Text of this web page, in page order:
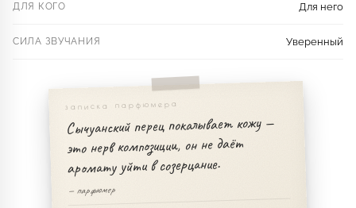
ДЛЯ КОГО Для него
СИЛА ЗВУЧАНИЯ Уверенный
записка парфюмера
Сычуанский перец покалывает кожу —
это нерв композиции, он не даёт
аромату уйти в созерцание.
— парфюмер